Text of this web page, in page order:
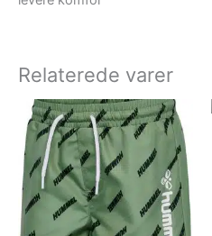
Relaterede varer